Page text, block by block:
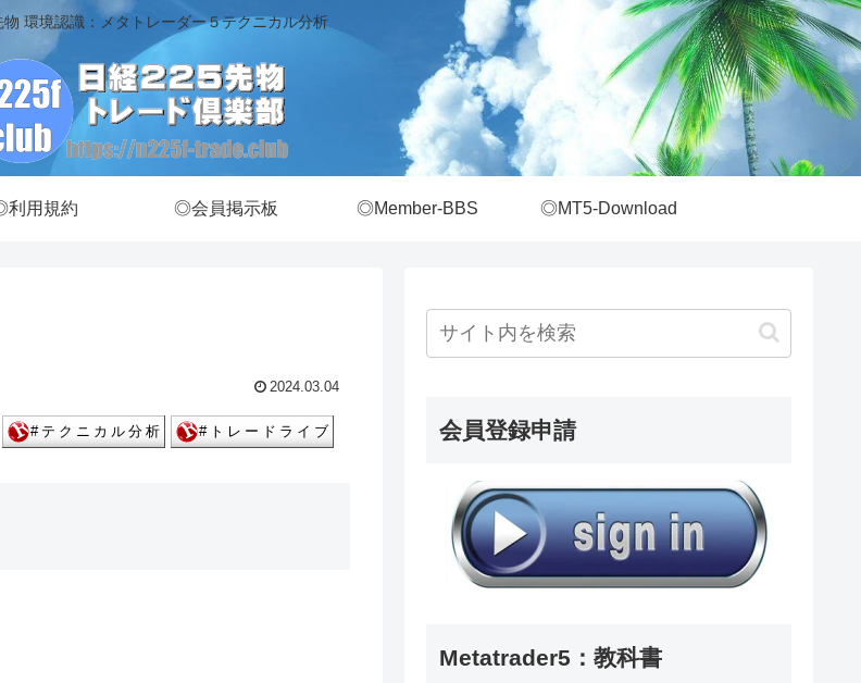
物 環境認識：メタトレーダー５テクニカル分析
用規約 ◎会員掲示板 ◎Member-BBS ◎MT5-Download
2024.03.04
会員登録申請
Metatrader5：教科書